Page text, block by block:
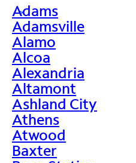
>
Adams
Adamsville
Alamo
Alcoa
Alexandria
Altamont
Ashland City
Athens
Atwood
Baxter